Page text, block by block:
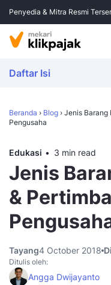
Penyedia & Mitra Resmi
Daftar Isi
Beranda › Blog › Jenis Barang
Pengusaha
Edukasi 3 min read
Jenis
&
Tayang4 October 2018
Ditulis oleh:
Angga Dwijayanto